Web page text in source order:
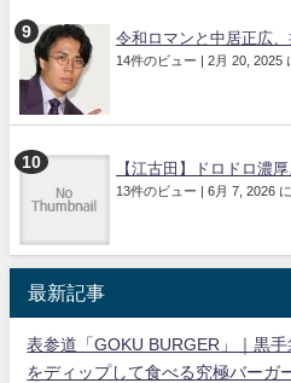
令和ロマンと中居正広
14件のビュー | 2月 20, 2025
【江古田】ドロドロ濃
13件のビュー | 6月 7, 2026
最新記事
表参道「GOKU BURGER」｜黒
をディップして食べる究極バーガ